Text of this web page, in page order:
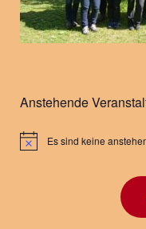
Anstehende
H
Es sind keine